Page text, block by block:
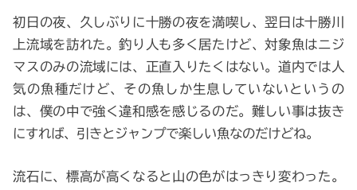
初日の夜、久しぶりに十勝の夜を満喫し、翌日は十勝川
上流域を訪れた。釣り人も多く居たけど、対象魚はニジ
マスのみの流域には、正直入りたくはない。道内では人
気の魚種だけど、その魚しか生息していないというの
は、僕の中で強く違和感を感じるのだ。難しい事は抜き
にすれば、引きとジャンプで楽しい魚なのだけどね。
流石に、標高が高くなると山の色がはっきり変わった。